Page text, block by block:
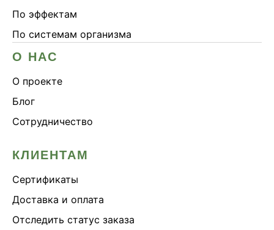
По эффектам
По системам организма
О НАС
О проекте
Блог
Сотрудничество
КЛИЕНТАМ
Сертификаты
Доставка и оплата
Отследить статус заказа